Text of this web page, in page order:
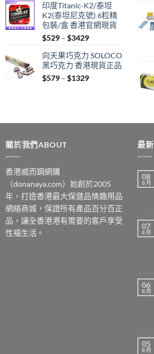
$459
through
$1329
印度Titanic-K2/泰坦
K2(泰坦尼克號) 6粒精
包裝/盒 香港官網現貨
$529 – $3429Price
$529
through
$3429
向天果巧克力 SOLOCO
黑巧克力 香港現貨正品
$579 – $1329Price
關於我們ABOUT
香港威而鋼網購
（donanaya.com）始創於2005
年，打造香港最大保健品情趣用品
網絡商城，保證所有產品百分百正
品，讓全香港港有需要的客戶享受
性福生活。
最
08
8 月
07
8 月
06
8 月
05
8 月